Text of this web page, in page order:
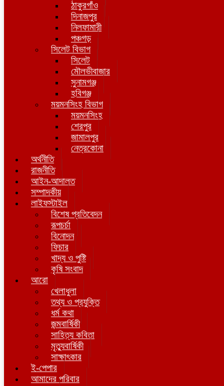
ঠাকুরগাঁও
দিনাজপুর
নিলফামারী
পঞ্চগড়
সিলেট বিভাগ
সিলেট
মৌলভীবাজার
সুনামগঞ্জ
হবিগঞ্জ
ময়মনসিংহ বিভাগ
ময়মনসিংহ
শেরপুর
জামালপুর
নেত্রকোনা
অর্থনীতি
রাজনীতি
আইন-আদালত
সম্পাদকীয়
লাইফস্টাইল
বিশেষ প্রতিবেদন
রূপচর্চা
বিনোদন
ফিচার
খাদ্য ও পুষ্টি
কৃষি সংবাদ
আরো
খেলাধুলা
তথ্য ও প্রযুক্তি
ধর্ম কথা
জন্মবার্ষিকী
সাহিত্য কবিতা
মৃত্যুবার্ষিকী
সাক্ষাৎকার
ই-পেপার
আমাদের পরিবার